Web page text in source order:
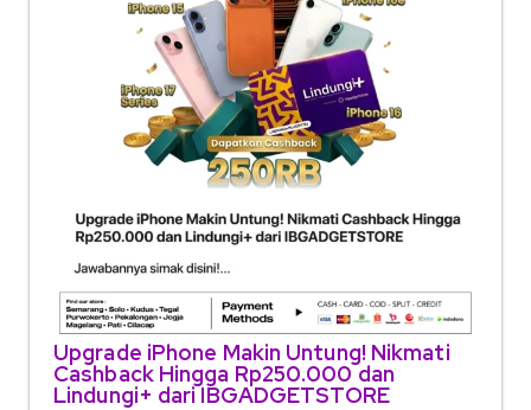
Upgrade iPhone Makin Untung! Nikmati
Cashback Hingga Rp250.000 dan
Lindungi+ dari IBGADGETSTORE